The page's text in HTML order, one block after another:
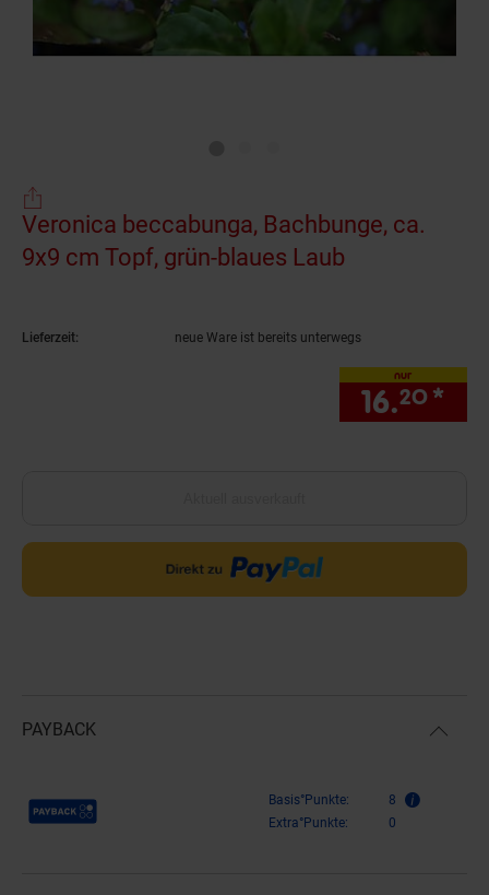
Veronica beccabunga, Bachbunge, ca.
9x9 cm Topf, grün-blaues Laub
Lieferzeit: neue Ware ist bereits unterwegs
nur
16.20 *
PAYBACK
Payback Punkte Basis°Punkte:
8
Extra°Punkte:
0